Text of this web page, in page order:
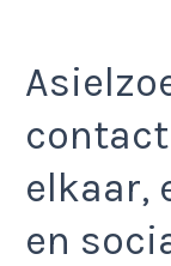
elkaar,
en